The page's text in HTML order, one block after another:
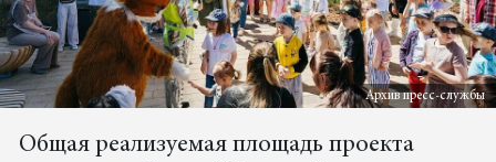
Архив пресс-службы
Общая реализуемая площадь проекта